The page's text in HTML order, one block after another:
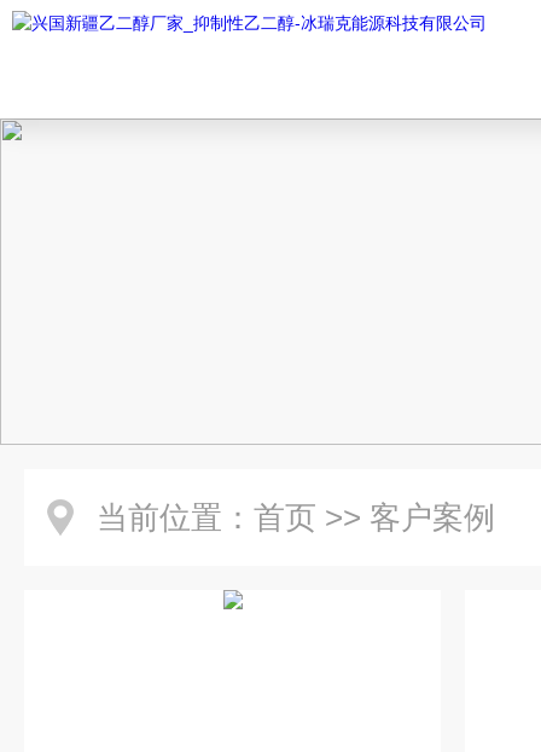
当前位置： 首页 >> 客户案例